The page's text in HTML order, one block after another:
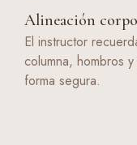
Alineación
El instructor
columna, hombros
forma segura.